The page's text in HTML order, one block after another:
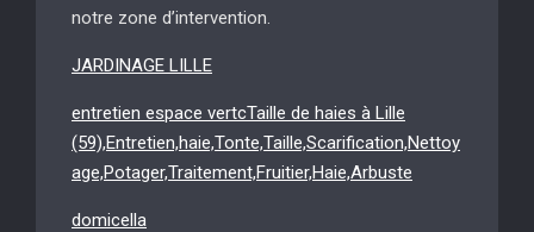
notre zone d’intervention.
JARDINAGE LILLE
entretien espace vertcTaille de haies à Lille
(59),Entretien,haie,Tonte,Taille,Scarification,Nettoy
age,Potager,Traitement,Fruitier,Haie,Arbuste
domicella